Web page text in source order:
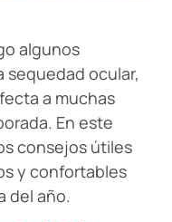
algunos
sequedad ocular,
a muchas
En este
consejos útiles
y confortables
del año.